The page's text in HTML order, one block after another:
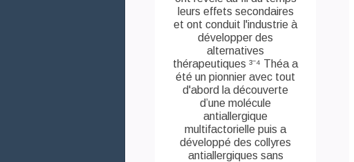
leurs effets secondaires
et ont conduit l'industrie à
développer des
alternatives
thérapeutiques ³⁻⁴ Théa a
été un pionnier avec tout
d'abord la découverte
d’une molécule
antiallergique
multifactorielle puis a
développé des collyres
antiallergiques sans